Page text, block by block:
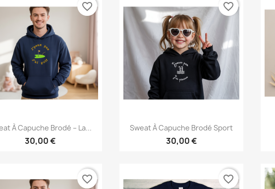
Aperçu rapide
À Capuche Brodé – La...
30,00 €
favorite_border
Aperçu rapide
Sweat À Capuche Brodé Sport
30,00 €
favorite_border
favorite_border favorite_border